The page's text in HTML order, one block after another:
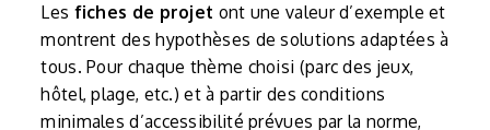
Les fiches de projet ont une valeur d’exemple et
montrent des hypothèses de solutions adaptées à
tous. Pour chaque thème choisi (parc des jeux,
hôtel, plage, etc.) et à partir des conditions
minimales d’accessibilité prévues par la norme,